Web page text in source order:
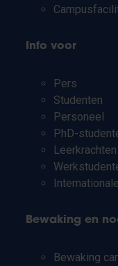
Info voor
Pers
Studenten
Personeel
PhD-
Bewaking en
Bewaking